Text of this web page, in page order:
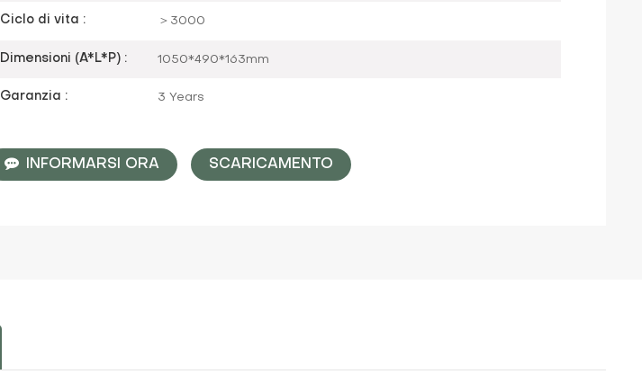
Ciclo di vita : ＞3000
Dimensioni (A*L*P) : 1050*490*163mm
Garanzia : 3 Years
INFORMARSI ORA SCARICAMENTO